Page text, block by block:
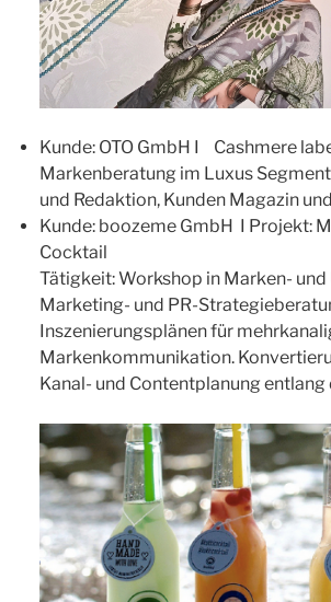
Kunde: OTO GmbH I Cashmere
Markenberatung im Luxus
und Redaktion, Kunden Magazin
Kunde: boozeme GmbH I Projekt:
Cocktail
Tätigkeit: Workshop in Marken-
Marketing- und PR-
Inszenierungsplänen für
Markenkommunikation.
Kanal- und Contentplanung